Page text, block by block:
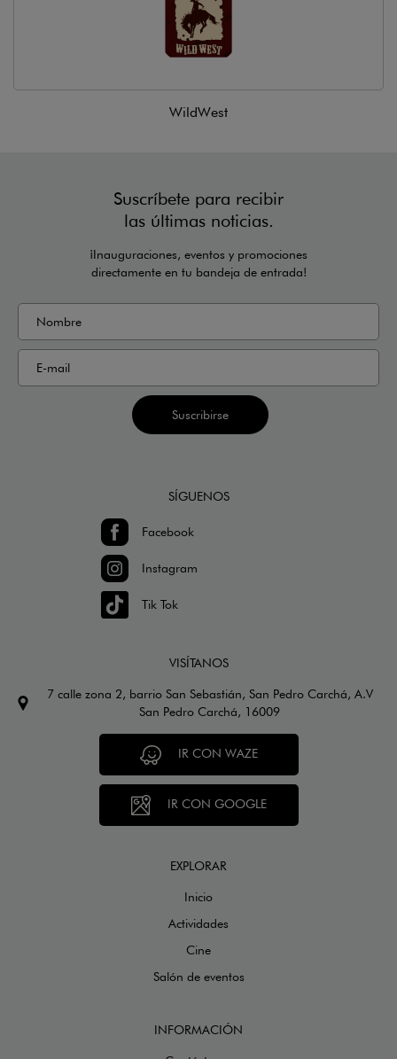
WildWest
Suscríbete para recibir
las últimas noticias.
¡Inauguraciones, eventos y promociones
directamente en tu bandeja de entrada!
Suscribirse
SÍGUENOS
Facebook
Instagram
Tik Tok
VISÍTANOS
7 calle zona 2, barrio San Sebastián, San Pedro Carchá, A.V
San Pedro Carchá, 16009
IR CON WAZE
IR CON GOOGLE
EXPLORAR
Inicio
Actividades
Cine
Salón de eventos
INFORMACIÓN